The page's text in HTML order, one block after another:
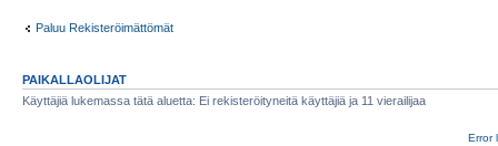
Paluu Rekisteröimättömät
PAIKALLAOLIJAT
Käyttäjiä lukemassa tätä aluetta: Ei rekisteröityneitä käyttäjiä ja 11 vierailijaa
Error